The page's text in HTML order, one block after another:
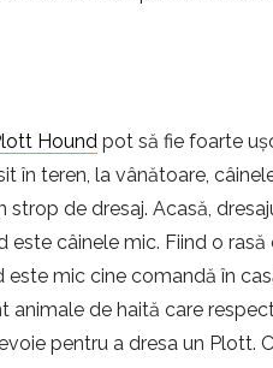
Hound pot să fie foarte
în teren, la vânătoare,
strop de dresaj. Acasă,
este câinele mic. Fiind o
este mic cine comandă în
animale de haită care
pentru a dresa un Plott.